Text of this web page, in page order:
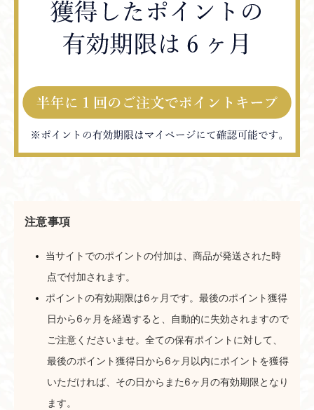
注意事項
当サイトでのポイントの付加は、商品が発送された時
点で付加されます。
ポイントの有効期限は6ヶ月です。最後のポイント獲得
日から6ヶ月を経過すると、自動的に失効されますので
ご注意くださいませ。全ての保有ポイントに対して、
最後のポイント獲得日から6ヶ月以内にポイントを獲得
いただければ、その日からまた6ヶ月の有効期限となり
ます。